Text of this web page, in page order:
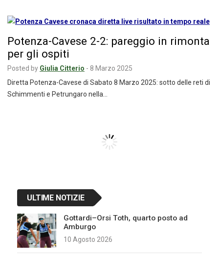
Potenza-Cavese 2-2: pareggio in rimonta
per gli ospiti
Posted by Giulia Citterio - 8 Marzo 2025
Diretta Potenza-Cavese di Sabato 8 Marzo 2025: sotto delle reti di
Schimmenti e Petrungaro nella…
ULTIME NOTIZIE
Gottardi–Orsi Toth, quarto posto ad
Amburgo
10 Agosto 2026